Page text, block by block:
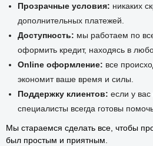
Прозрачные условия: никаких
дополнительных платежей.
Доступность: мы работаем по
оформить кредит, находясь в
Online оформление: все
экономит ваше время и силы.
Поддержку клиентов: если у
специалисты всегда готовы
Мы стараемся сделать все, чтобы
был простым и приятным.